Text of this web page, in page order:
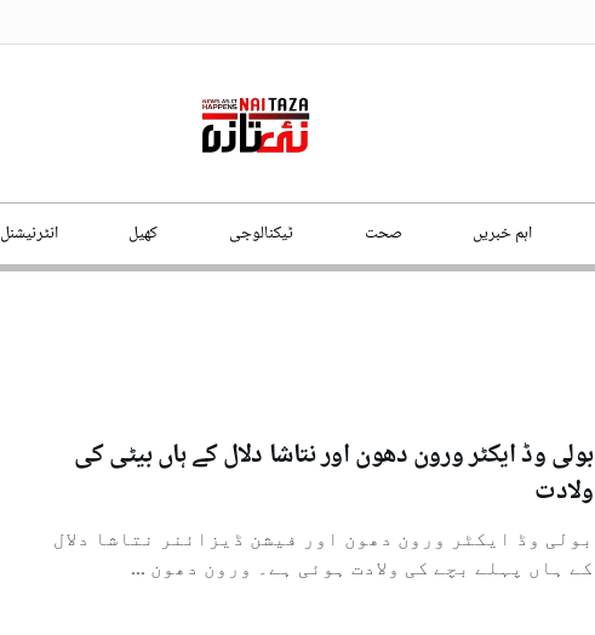
اہم خبریں صحت ٹیکنالوجی کھیل انٹرنیشنل
بولی وڈ ایکٹر ورون دھون اور نتاشا دلال کے ہاں بیٹی کی
ولادت
بولی وڈ ایکٹر ورون دھون اور فیشن ڈیزائنر نتاشا دلال
کے ہاں پہلے بچے کی ولادت ہوئی ہے۔ ورون دھون ...